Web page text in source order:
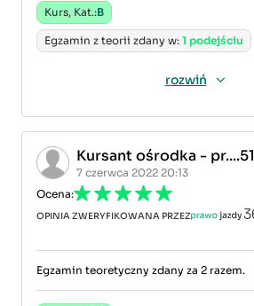
Kurs, Kat.:B
Egzamin z teorii zdany w: 1 podejściu
rozwiń
Kursant ośrodka - pr....51
7 czerwca 2022 20:13
Ocena:
OPINIA ZWERYFIKOWANA PRZEZ
Egzamin teoretyczny zdany za 2 razem.